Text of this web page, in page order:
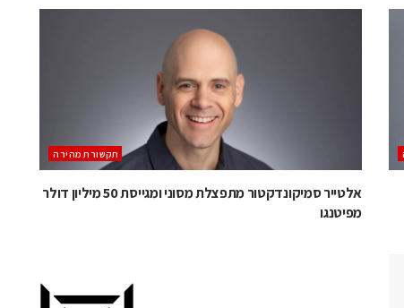
תקשורת מהירה
אלטייר סמיקונדקטור מתפצלת מסוני ומגייסת 50 מיליון דולר
מפיטנגו